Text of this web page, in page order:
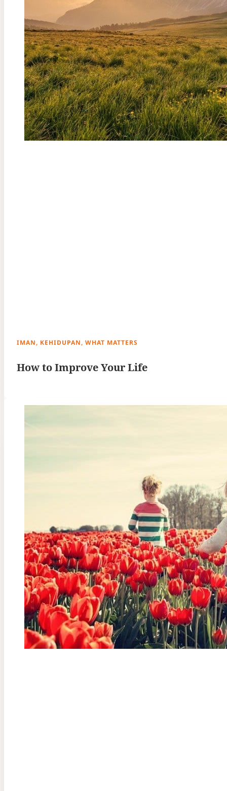
IMAN, KEHIDUPAN, WHAT MATTERS
How to Improve Your Life